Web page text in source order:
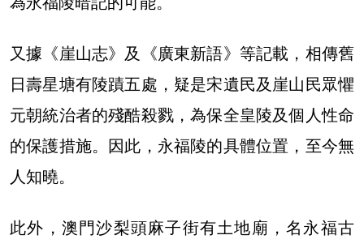
又據《崖山志》及《廣東新語》等記載，相傳舊
日壽星塘有陵蹟五處，疑是宋遺民及崖山民眾懼
元朝統治者的殘酷殺戮，為保全皇陵及個人性命
的保護措施。因此，永福陵的具體位置，至今無
人知曉。
此外，澳門沙梨頭麻子街有土地廟，名永福古